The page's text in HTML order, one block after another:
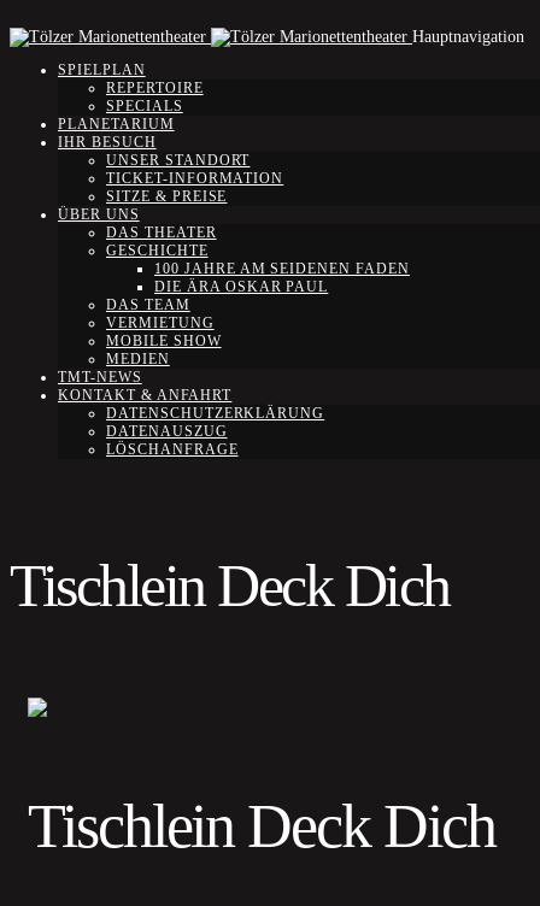
Hauptnavigation
SPIELPLAN
REPERTOIRE
SPECIALS
PLANETARIUM
IHR BESUCH
UNSER STANDORT
TICKET-INFORMATION
SITZE & PREISE
ÜBER UNS
DAS THEATER
GESCHICHTE
100 JAHRE AM SEIDENEN FADEN
DIE ÄRA OSKAR PAUL
DAS TEAM
VERMIETUNG
MOBILE SHOW
MEDIEN
TMT-NEWS
KONTAKT & ANFAHRT
DATENSCHUTZERKLÄRUNG
DATENAUSZUG
LÖSCHANFRAGE
Tischlein Deck Dich
Tischlein Deck Dich